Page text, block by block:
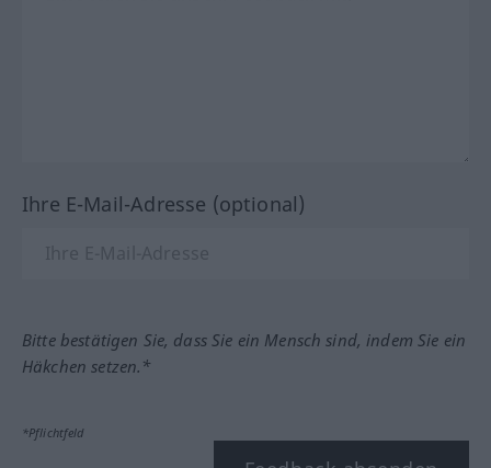
Ihre E-Mail-Adresse (optional)
Bitte bestätigen Sie, dass Sie ein Mensch sind, indem Sie ein
Häkchen setzen.*
*Pflichtfeld